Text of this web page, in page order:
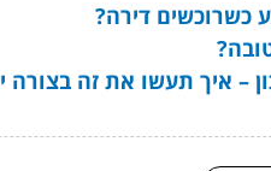
כשרוכשים דירה?
– איך תעשו את זה בצורה